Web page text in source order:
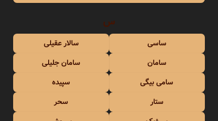
س
ساسی
سالار عقیلی
سامان
سامان جلیلی
سامی بیگی
سپیده
ستار
سحر